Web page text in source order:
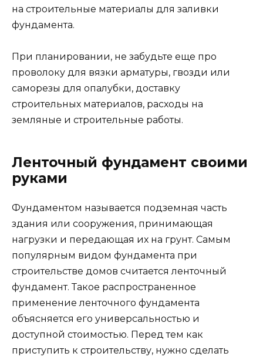
на строительные материалы для заливки
фундамента.
При планировании, не забудьте еще про
проволоку для вязки арматуры, гвозди или
саморезы для опалубки, доставку
строительных материалов, расходы на
земляные и строительные работы.
Ленточный фундамент своими
руками
Фундаментом называется подземная часть
здания или сооружения, принимающая
нагрузки и передающая их на грунт. Самым
популярным видом фундамента при
строительстве домов считается ленточный
фундамент. Такое распространенное
применение ленточного фундамента
объясняется его универсальностью и
доступной стоимостью. Перед тем как
приступить к строительству, нужно сделать